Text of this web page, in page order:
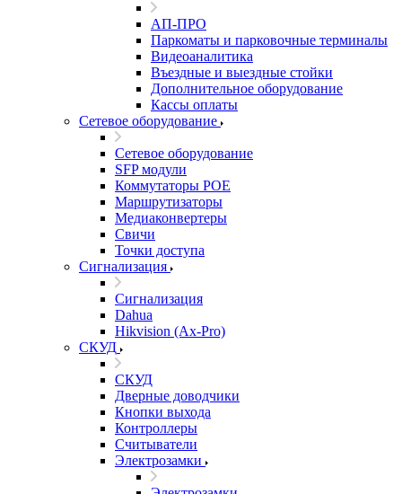
АП-ПРО
Паркоматы и парковочные терминалы
Видеоаналитика
Въездные и выездные стойки
Дополнительное оборудование
Кассы оплаты
Сетевое оборудование
Сетевое оборудование
SFP модули
Коммутаторы POE
Маршрутизаторы
Медиаконвертеры
Свичи
Точки доступа
Сигнализация
Сигнализация
Dahua
Hikvision (Ax-Pro)
СКУД
СКУД
Дверные доводчики
Кнопки выхода
Контроллеры
Считыватели
Электрозамки